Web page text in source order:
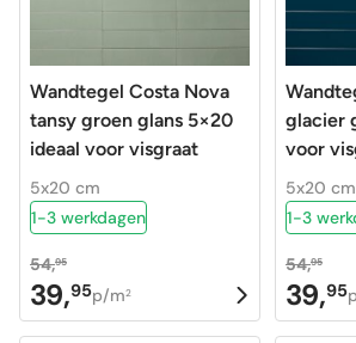
Wandtegel Costa Nova
tansy groen glans 5×20
ideaal voor visgraat
5x20 cm
1-3 werkdagen
54,95
Oorspronkelijke
prijs
39,95
Huidige
prijs
p/m2
glacier
voor
5x20 cm
1-3
54,95
prijs
39,95
Huidige
prijs